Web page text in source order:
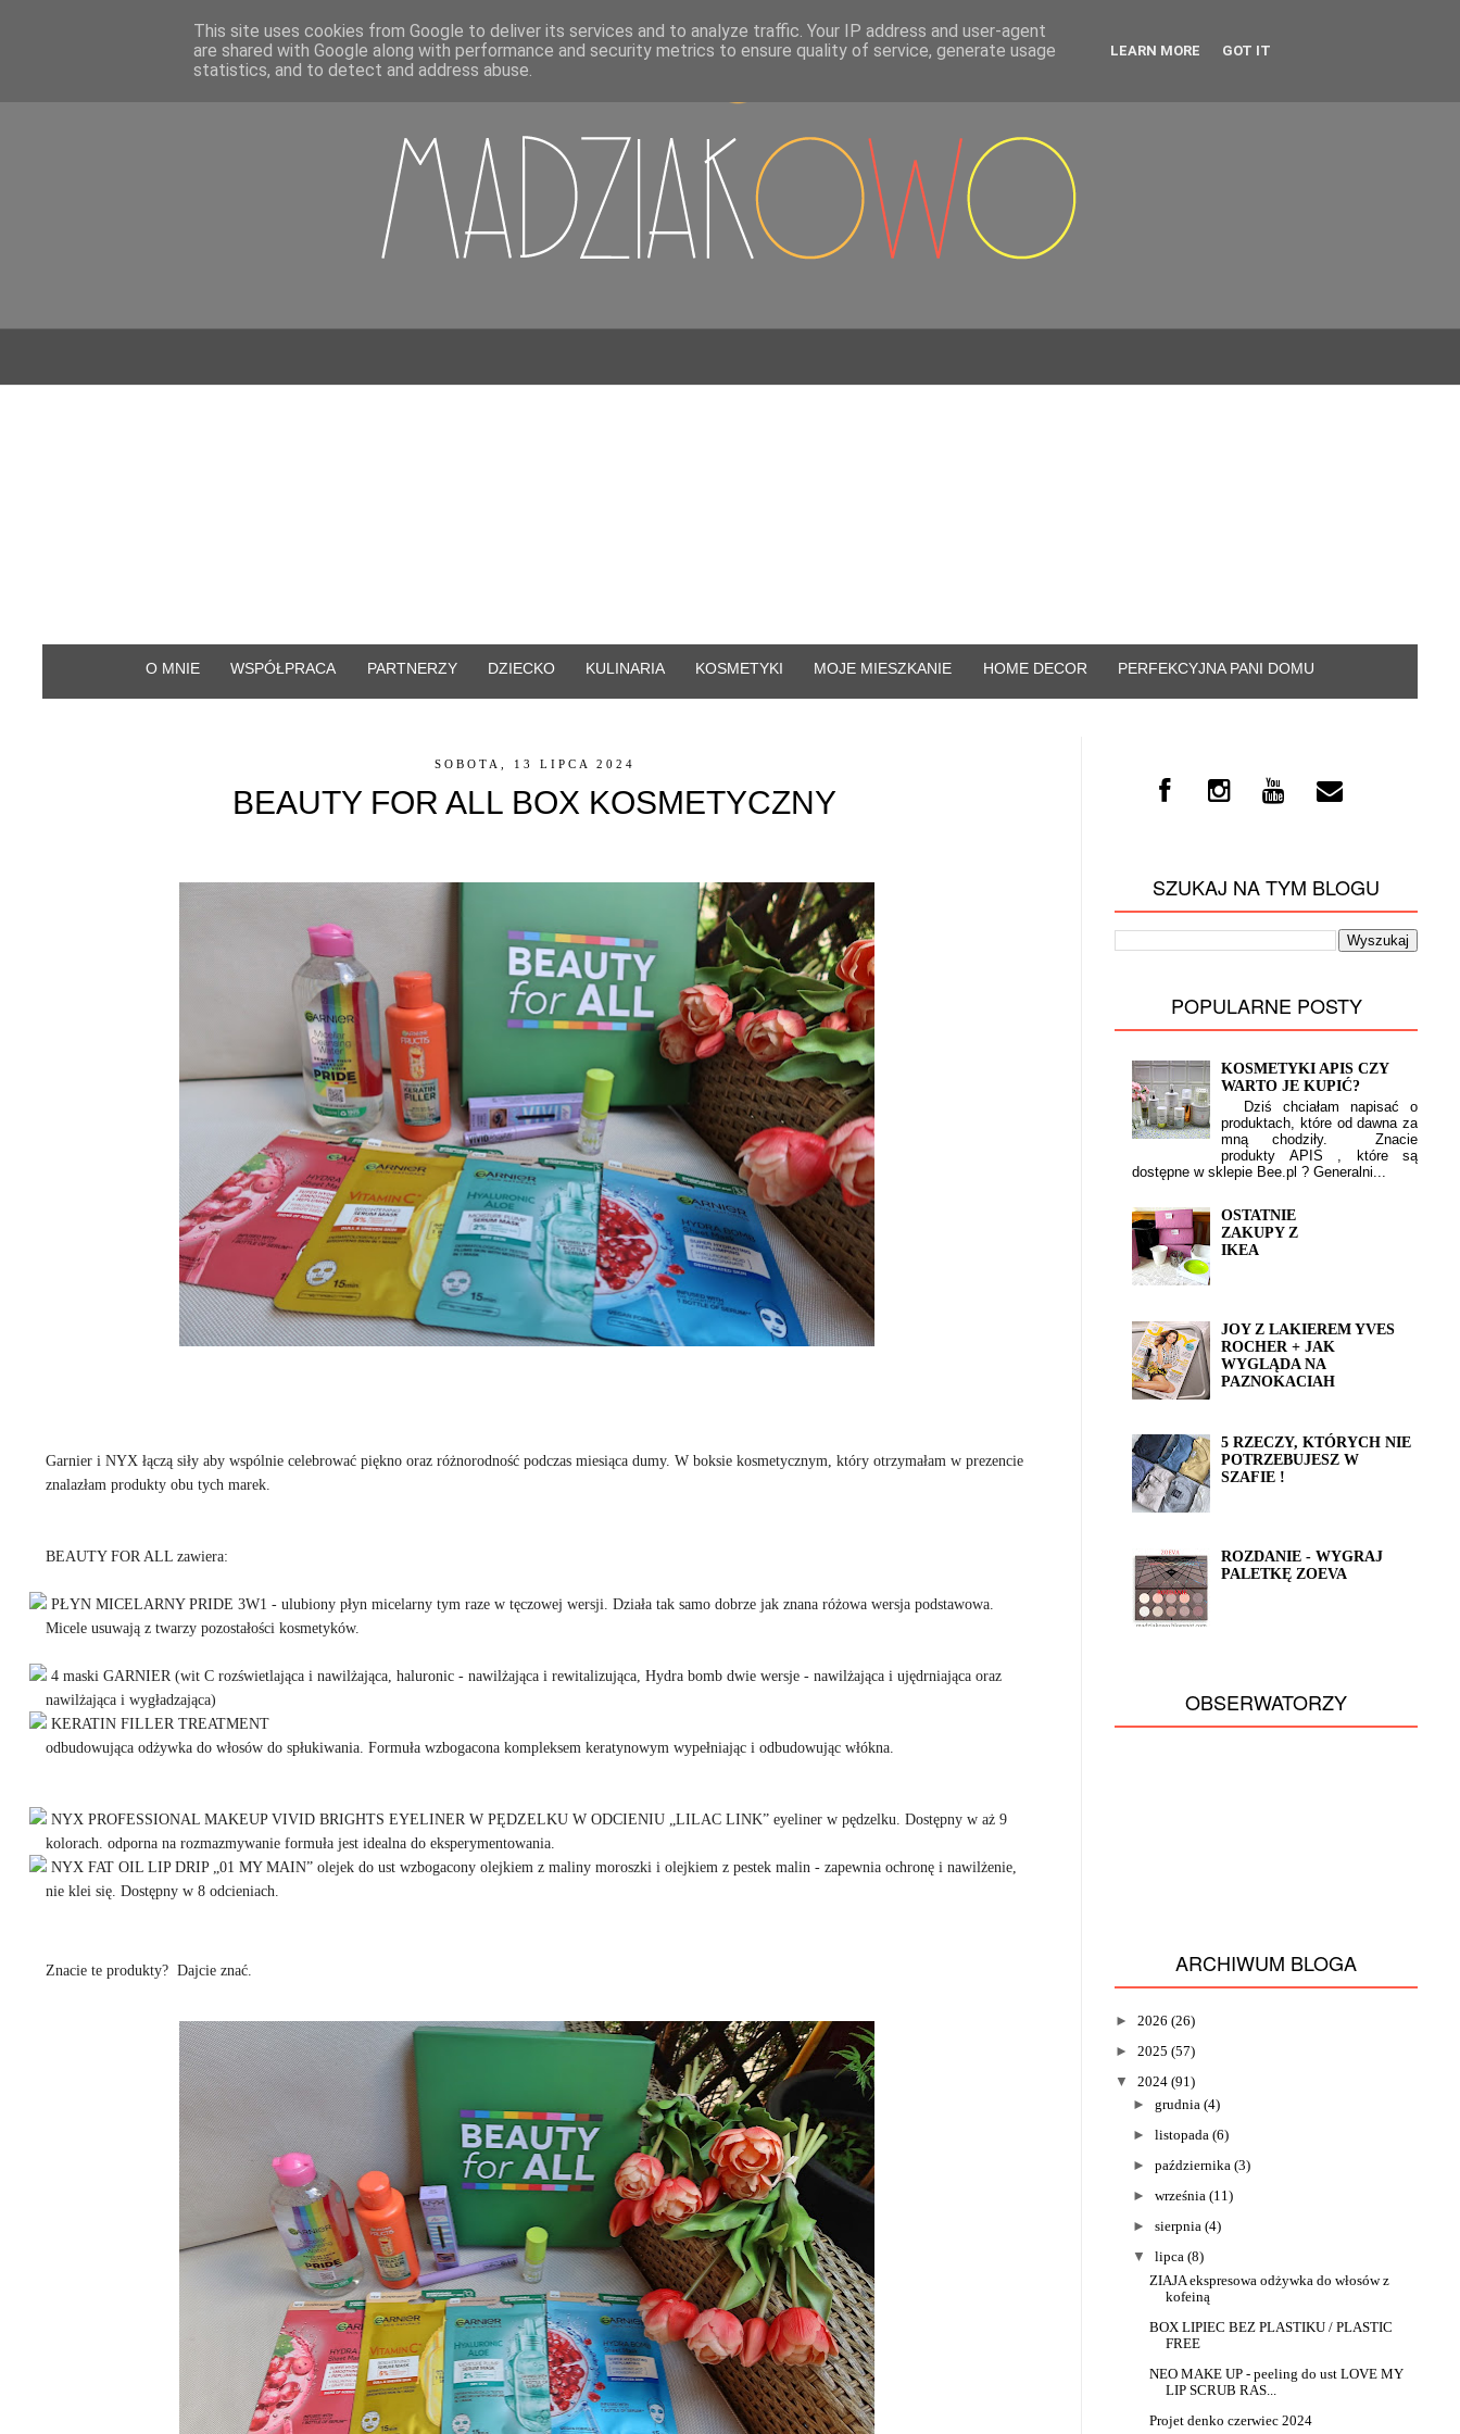
O MNIE WSPÓŁPRACA PARTNERZY DZIECKO KULINARIA KOSMETYKI MOJE MIESZKANIE HOME DECOR PERFEKCYJNA PANI DOMU
SOBOTA, 13 LIPCA 2024
BEAUTY FOR ALL BOX KOSMETYCZNY
Garnier i NYX łączą siły aby wspólnie celebrować piękno oraz różnorodność podczas miesiąca dumy. W boksie kosmetycznym, który otrzymałam w prezencie
znalazłam produkty obu tych marek.
BEAUTY FOR ALL zawiera:
PŁYN MICELARNY PRIDE 3W1 - ulubiony płyn micelarny tym raze w tęczowej wersji. Działa tak samo dobrze jak znana różowa wersja podstawowa.
Micele usuwają z twarzy pozostałości kosmetyków.
4 maski GARNIER (wit C rozświetlająca i nawilżająca, haluronic - nawilżająca i rewitalizująca, Hydra bomb dwie wersje - nawilżająca i ujędrniająca oraz
nawilżająca i wygładzająca)
KERATIN FILLER TREATMENT
odbudowująca odżywka do włosów do spłukiwania. Formuła wzbogacona kompleksem keratynowym wypełniając i odbudowując włókna.
NYX PROFESSIONAL MAKEUP VIVID BRIGHTS EYELINER W PĘDZELKU W ODCIENIU „LILAC LINK” eyeliner w pędzelku. Dostępny w aż 9
kolorach. odporna na rozmazmywanie formuła jest idealna do eksperymentowania.
NYX FAT OIL LIP DRIP „01 MY MAIN” olejek do ust wzbogacony olejkiem z maliny moroszki i olejkiem z pestek malin - zapewnia ochronę i nawilżenie,
nie klei się. Dostępny w 8 odcieniach.
Znacie te produkty? Dajcie znać.
SZUKAJ NA TYM BLOGU
POPULARNE POSTY
KOSMETYKI APIS CZY
WARTO JE KUPIĆ?
Dziś chciałam napisać o
produktach, które od dawna za
mną chodziły. Znacie
produkty APIS , które są
dostępne w sklepie Bee.pl ? Generalni...
OSTATNIE
ZAKUPY Z
IKEA
JOY Z LAKIEREM YVES
ROCHER + JAK
WYGLĄDA NA
PAZNOKACIAH
5 RZECZY, KTÓRYCH NIE
POTRZEBUJESZ W
SZAFIE !
ROZDANIE - WYGRAJ
PALETKĘ ZOEVA
OBSERWATORZY
ARCHIWUM BLOGA
► 2026 (26)
► 2025 (57)
▼
2024 (91)
► grudnia (4)
► listopada (6)
► października (3)
► września (11)
► sierpnia (4)
▼
lipca (8)
ZIAJA ekspresowa odżywka do włosów z
kofeiną
BOX LIPIEC BEZ PLASTIKU / PLASTIC
FREE
NEO MAKE UP - peeling do ust LOVE MY
LIP SCRUB RAS...
Projet denko czerwiec 2024
This site uses cookies from Google to deliver its services and to analyze traffic. Your IP address and user-agent
are shared with Google along with performance and security metrics to ensure quality of service, generate usage
statistics, and to detect and address abuse.
LEARN MORE GOT IT